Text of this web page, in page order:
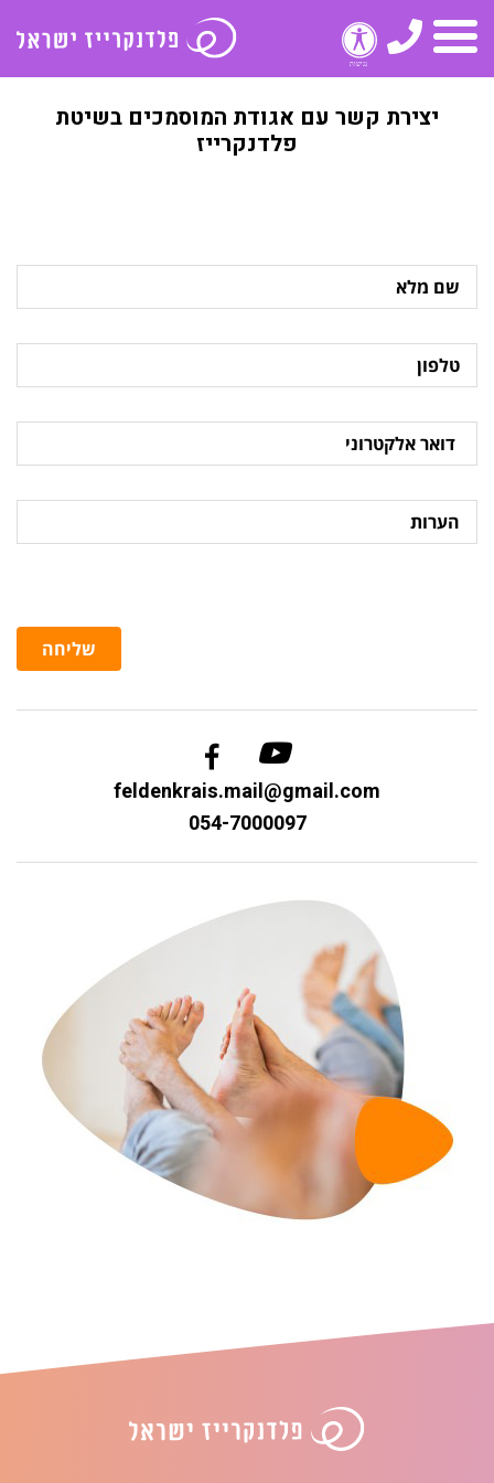
תפריט
טלפון
יצירת קשר עם אגודת המוסמכים בשיטת
פלדנקרייז
מלא
טלפון
אלקטרוני
הערות
שליחה
feldenkrais.mail@gmail.com
054-7000097